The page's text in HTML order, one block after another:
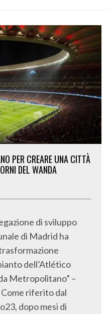
PER CREARE UNA CITTÀ
DEL WANDA
di sviluppo
di Madrid ha
dell’Atlético
Metropolitano” –
riferito dal
dopo mesi di